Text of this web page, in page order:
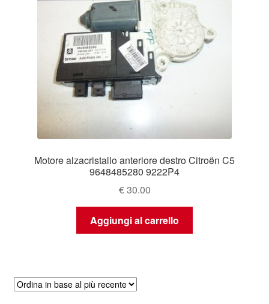
Motore alzacristallo anteriore destro Citroën C5
9648485280 9222P4
€30.00
Aggiungi al carrello